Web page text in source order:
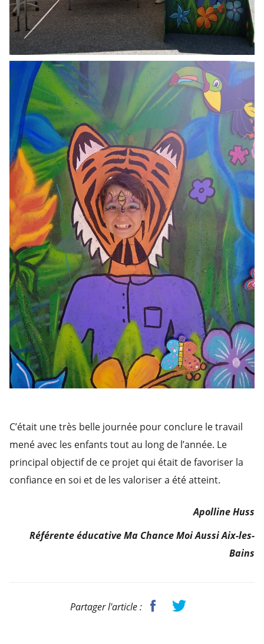
C’était une très belle journée pour conclure le travail
mené avec les enfants tout au long de l’année. Le
principal objectif de ce projet qui était de favoriser la
confiance en soi et de les valoriser a été atteint.
Apolline Huss
Référente éducative Ma Chance Moi Aussi Aix-les-
Bains
Partager l'article :